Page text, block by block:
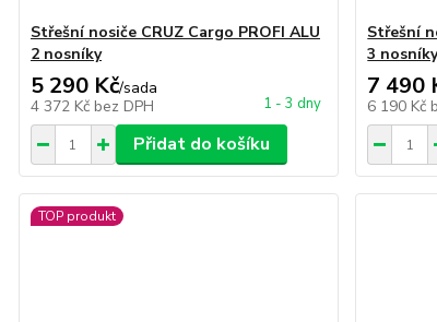
Střešní nosiče CRUZ Cargo PROFI ALU
2 nosníky
5 290 Kč/sada
4 372 Kč bez DPH 1 - 3 dny
Přidat do košíku
Střešní
3
7 490
6 190 Kč
TOP produkt